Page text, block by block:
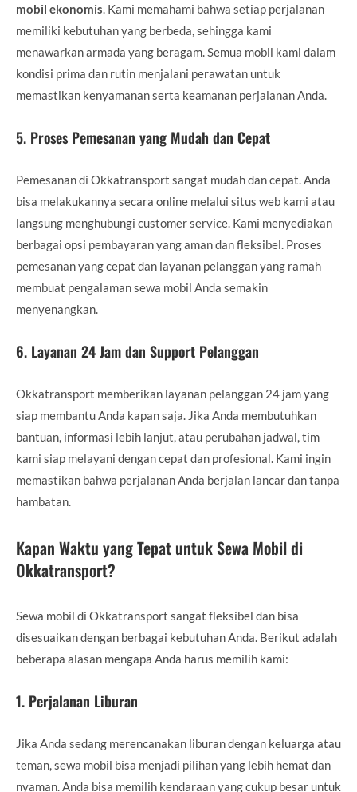
mobil ekonomis . Kami memahami bahwa setiap perjalanan
memiliki kebutuhan yang berbeda, sehingga kami
menawarkan armada yang beragam. Semua mobil kami dalam
kondisi prima dan rutin menjalani perawatan untuk
memastikan kenyamanan serta keamanan perjalanan Anda.
5. Proses Pemesanan yang Mudah dan Cepat
Pemesanan di Okkatransport sangat mudah dan cepat. Anda
bisa melakukannya secara online melalui situs web kami atau
langsung menghubungi customer service. Kami menyediakan
berbagai opsi pembayaran yang aman dan fleksibel. Proses
pemesanan yang cepat dan layanan pelanggan yang ramah
membuat pengalaman sewa mobil Anda semakin
menyenangkan.
6. Layanan 24 Jam dan Support Pelanggan
Okkatransport memberikan layanan pelanggan 24 jam yang
siap membantu Anda kapan saja. Jika Anda membutuhkan
bantuan, informasi lebih lanjut, atau perubahan jadwal, tim
kami siap melayani dengan cepat dan profesional. Kami ingin
memastikan bahwa perjalanan Anda berjalan lancar dan tanpa
hambatan.
Kapan Waktu yang Tepat untuk Sewa Mobil di
Okkatransport?
Sewa mobil di Okkatransport sangat fleksibel dan bisa
disesuaikan dengan berbagai kebutuhan Anda. Berikut adalah
beberapa alasan mengapa Anda harus memilih kami:
1. Perjalanan Liburan
Jika Anda sedang merencanakan liburan dengan keluarga atau
teman, sewa mobil bisa menjadi pilihan yang lebih hemat dan
nyaman. Anda bisa memilih kendaraan yang cukup besar untuk